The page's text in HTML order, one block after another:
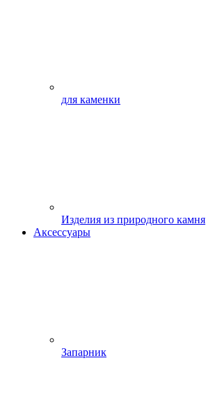
для каменки
Изделия из природного камня
Аксессуары
Запарник